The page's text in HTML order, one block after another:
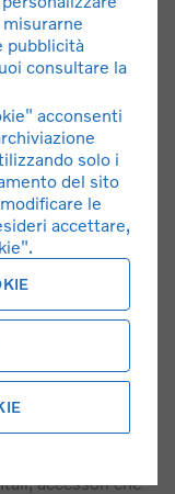
€. Per tutte le
riferimento alle
ai Consumatori
il punto vendita e
di
Volvo operano
Banca SpA,
sono marchi di
198 g/km. I dati
I valori saranno
riferito al ciclo
I valori ufficiali
influenzati
accessori che
pubblicità
consultare la
acconsenti
solo i
del sito
le
accettare,